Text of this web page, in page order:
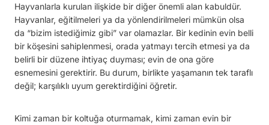
Hayvanlarla kurulan ilişkide bir diğer önemli alan kabuldür.
Hayvanlar, eğitilmeleri ya da yönlendirilmeleri mümkün olsa
da “bizim istediğimiz gibi” var olamazlar. Bir kedinin evin belli
bir köşesini sahiplenmesi, orada yatmayı tercih etmesi ya da
belirli bir düzene ihtiyaç duyması; evin de ona göre
esnemesini gerektirir. Bu durum, birlikte yaşamanın tek taraflı
değil; karşılıklı uyum gerektirdiğini öğretir.
Kimi zaman bir koltuğa oturmamak, kimi zaman evin bir